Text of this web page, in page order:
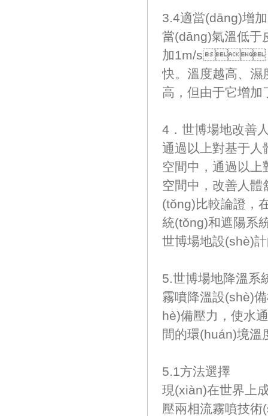
3.4適當(dāng)增
當(dāng)氣溫低于
加1m/s，
快。溫度越高、
高，但由于它增
4．世博場地改善
通過以上對基于人
空間中，通過以
空間中，改善人
(tǒng)比較論證
統(tǒng)和遮陽系
世博場地設(shè)
5.世博場地降溫系
霧噴降溫設(shè)備
hè)備壓力，使水
間的環(huán)境溫度
5.1方法選擇
現(xiàn)在世界上
壓兩相流霧噴技術